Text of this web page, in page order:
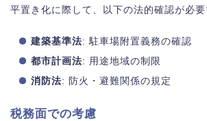
平置き化に際して、以下の法的確認が必要
建築基準法: 駐車場附置義務の確認
都市計画法: 用途地域の制限
消防法: 防火・避難関係の規定
税務面での考慮